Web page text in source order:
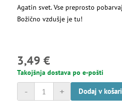
Agatin svet. Vse preprosto
Božično vzdušje je tu!
3,49 €
Takojšnja dostava po e-pošti
+
- Dodaj v